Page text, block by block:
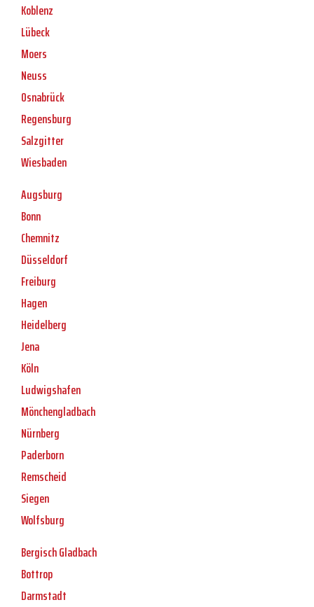
Koblenz
Lübeck
Moers
Neuss
Osnabrück
Regensburg
Salzgitter
Wiesbaden
Augsburg
Bonn
Chemnitz
Düsseldorf
Freiburg
Hagen
Heidelberg
Jena
Köln
Ludwigshafen
Mönchengladbach
Nürnberg
Paderborn
Remscheid
Siegen
Wolfsburg
Bergisch Gladbach
Bottrop
Darmstadt